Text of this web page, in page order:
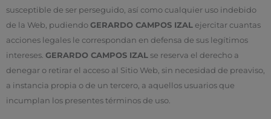
susceptible de ser perseguido, así como cualquier uso indebido
de la Web, pudiendo GERARDO CAMPOS IZAL ejercitar cuantas
acciones legales le correspondan en defensa de sus legítimos
intereses. GERARDO CAMPOS IZAL se reserva el derecho a
denegar o retirar el acceso al Sitio Web, sin necesidad de preaviso,
a instancia propia o de un tercero, a aquellos usuarios que
incumplan los presentes términos de uso.